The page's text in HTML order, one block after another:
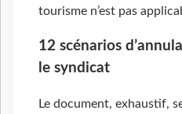
tourisme n’est pas
12 scénarios
le syndicat
Le document, exhaustif,